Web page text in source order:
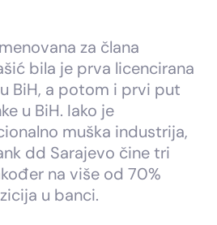
za člana
bila je prva licencirana
BiH, a potom i prvi put
u BiH. Iako je
muška industrija,
dd Sarajevo čine tri
na više od 70%
u banci.